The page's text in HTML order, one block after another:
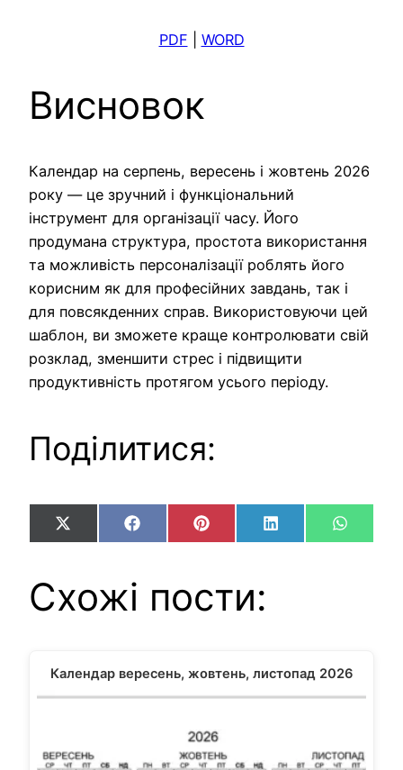
PDF WORD
Висновок
Календар на серпень, вересень і жовтень 2026
року — це зручний і функціональний
інструмент для організації часу. Його
продумана структура, простота використання
та можливість персоналізації роблять його
корисним як для професійних завдань, так і
для повсякденних справ. Використовуючи цей
шаблон, ви зможете краще контролювати свій
розклад, зменшити стрес і підвищити
продуктивність протягом усього періоду.
Поділитися:
Share
on
X
(Twitter)
Share
on
FacebookShare
on
Pinterest Share
on
LinkedIn Share
on
Схожі пости:
Календар вересень, жовтень, листопад 2026